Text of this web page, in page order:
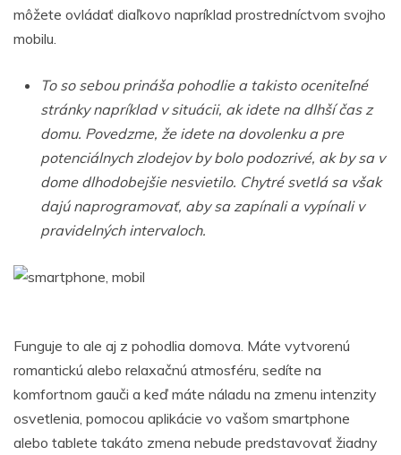
môžete ovládať diaľkovo napríklad prostredníctvom svojho
mobilu.
To so sebou prináša pohodlie a takisto oceniteľné
stránky napríklad v situácii, ak idete na dlhší čas z
domu. Povedzme, že idete na dovolenku a pre
potenciálnych zlodejov by bolo podozrivé, ak by sa v
dome dlhodobejšie nesvietilo. Chytré svetlá sa však
dajú naprogramovať, aby sa zapínali a vypínali v
pravidelných intervaloch.
Funguje to ale aj z pohodlia domova. Máte vytvorenú
romantickú alebo relaxačnú atmosféru, sedíte na
komfortnom gauči a keď máte náladu na zmenu intenzity
osvetlenia, pomocou aplikácie vo vašom smartphone
alebo tablete takáto zmena nebude predstavovať žiadny